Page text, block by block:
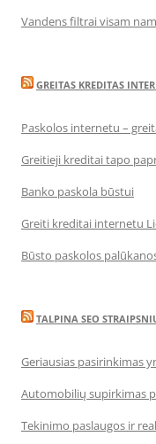
Vandens filtrai visam
GREITAS KREDITAS
Paskolos internetu –
Greitieji kreditai tapo
Banko paskola būstui
Greiti kreditai internetu
Būsto paskolos
TALPINA SEO
Geriausias pasirinkimas
Automobilių supirkimas
Tekinimo paslaugos ir